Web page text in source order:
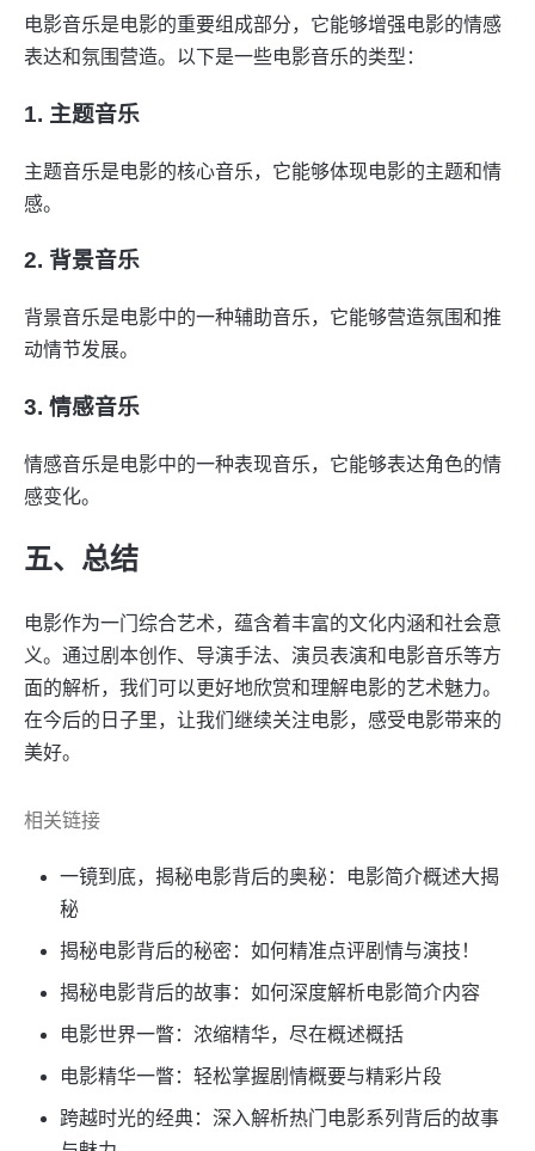
电影音乐是电影的重要组成部分，它能够增强电影的情感
表达和氛围营造。以下是一些电影音乐的类型：
1. 主题音乐
主题音乐是电影的核心音乐，它能够体现电影的主题和情
感。
2. 背景音乐
背景音乐是电影中的一种辅助音乐，它能够营造氛围和推
动情节发展。
3. 情感音乐
情感音乐是电影中的一种表现音乐，它能够表达角色的情
感变化。
五、总结
电影作为一门综合艺术，蕴含着丰富的文化内涵和社会意
义。通过剧本创作、导演手法、演员表演和电影音乐等方
面的解析，我们可以更好地欣赏和理解电影的艺术魅力。
在今后的日子里，让我们继续关注电影，感受电影带来的
美好。
相关链接
一镜到底，揭秘电影背后的奥秘：电影简介概述大揭
秘
揭秘电影背后的秘密：如何精准点评剧情与演技！
揭秘电影背后的故事：如何深度解析电影简介内容
电影世界一瞥：浓缩精华，尽在概述概括
电影精华一瞥：轻松掌握剧情概要与精彩片段
跨越时光的经典：深入解析热门电影系列背后的故事